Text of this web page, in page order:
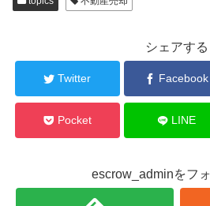
シェアする
Twitter Facebook
Pocket LINE
escrow_adminをフ